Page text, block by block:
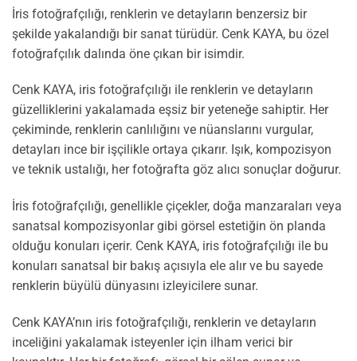
İris fotoğrafçılığı, renklerin ve detayların benzersiz bir
şekilde yakalandığı bir sanat türüdür. Cenk KAYA, bu özel
fotoğrafçılık dalında öne çıkan bir isimdir.
Cenk KAYA, iris fotoğrafçılığı ile renklerin ve detayların
güzelliklerini yakalamada eşsiz bir yeteneğe sahiptir. Her
çekiminde, renklerin canlılığını ve nüanslarını vurgular,
detayları ince bir işçilikle ortaya çıkarır. Işık, kompozisyon
ve teknik ustalığı, her fotoğrafta göz alıcı sonuçlar doğurur.
İris fotoğrafçılığı, genellikle çiçekler, doğa manzaraları veya
sanatsal kompozisyonlar gibi görsel estetiğin ön planda
olduğu konuları içerir. Cenk KAYA, iris fotoğrafçılığı ile bu
konuları sanatsal bir bakış açısıyla ele alır ve bu sayede
renklerin büyülü dünyasını izleyicilere sunar.
Cenk KAYA’nın iris fotoğrafçılığı, renklerin ve detayların
inceliğini yakalamak isteyenler için ilham verici bir